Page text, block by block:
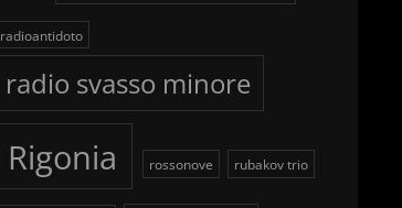
radioantidoto
radio svasso minore
Rigonia rossonove rubakov trio